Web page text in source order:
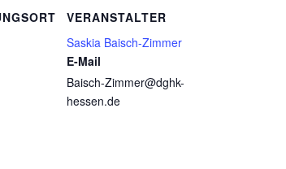
VERANSTALTER
Saskia Baisch-Zimmer
E-Mail
Baisch-Zimmer@dghk-
hessen.de